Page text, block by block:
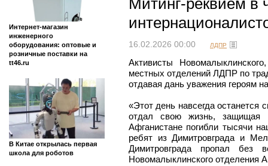
Интернет-магазин
инженерного
оборудования: оптовые и
розничные поставки на
tt46.ru
В Китае открылась первая
школа для роботов
Митинг-реквием в
16.02.2026 00:00 ЛДПР
Активисты
местных отделений ЛДПР по
отдавая дань уважения героям
«Этот день навсегда останется
отдал свою жизнь,
Афганистане погибли тысячи
ребят из Димитровграда и
Димитровграда пропал без
Новомалыклинского отделения